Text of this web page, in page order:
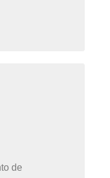
de